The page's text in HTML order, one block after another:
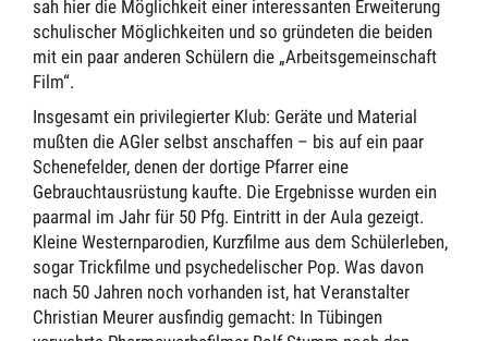
sah hier die Möglichkeit einer interessanten Erweiterung
schulischer Möglichkeiten und so gründeten die beiden
mit ein paar anderen Schülern die „Arbeitsgemeinschaft
Film“.
Insgesamt ein privilegierter Klub: Geräte und Material
mußten die AGler selbst anschaffen – bis auf ein paar
Schenefelder, denen der dortige Pfarrer eine
Gebrauchtausrüstung kaufte. Die Ergebnisse wurden ein
paarmal im Jahr für 50 Pfg. Eintritt in der Aula gezeigt.
Kleine Westernparodien, Kurzfilme aus dem Schülerleben,
sogar Trickfilme und psychedelischer Pop. Was davon
nach 50 Jahren noch vorhanden ist, hat Veranstalter
Christian Meurer ausfindig gemacht: In Tübingen